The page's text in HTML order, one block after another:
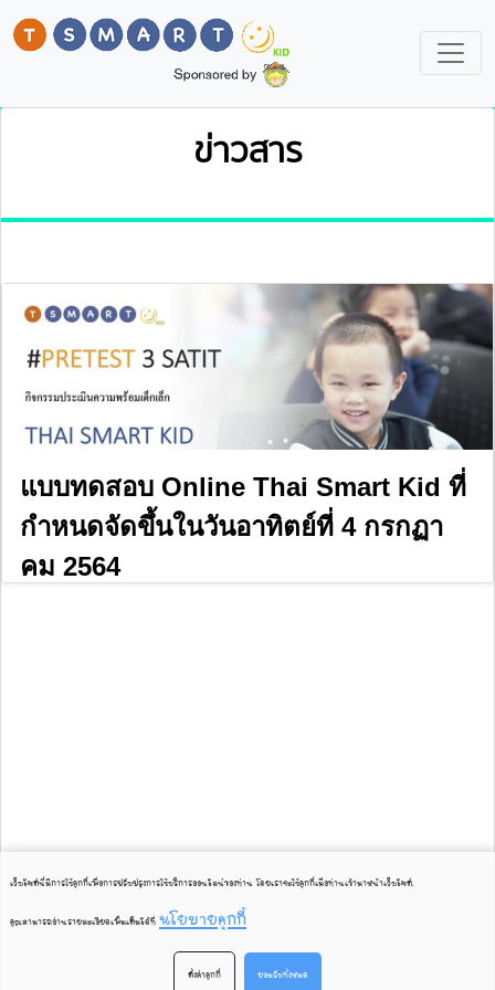
ข่าวสาร
แบบทดสอบ Online Thai Smart Kid ที่
กำหนดจัดขึ้นในวันอาทิตย์ที่ 4 กรกฏา
คม 2564
เว็บไซต์นี้มีการใช้คุกกี้เพื่อการปรับปรุงการใช้บริการออนไลน์ของท่าน โดยเราจะใช้คุกกี้เมื่อท่านเข้ามาหน้าเว็บไซต์.
คุณสามารถอ่านรายละเอียดเพิ่มเติมได้ที่ นโยบายคุกกี้
ตั้งค่าคุกกี้ ยอมรับทั้งหมด